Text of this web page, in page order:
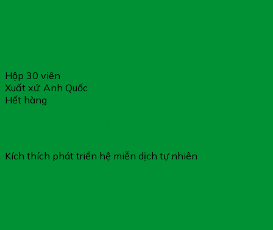
Hộp 30 viên
Xuất xứ: Anh Quốc
Hết hàng
Kích thích phát triển hệ miễn dịch tự nhiên